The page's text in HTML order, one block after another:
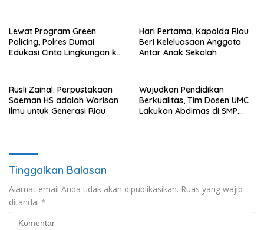
Lewat Program Green
Policing, Polres Dumai
Edukasi Cinta Lingkungan ke
Hari Pertama, Kapolda Riau
Beri Keleluasaan Anggota
Antar Anak Sekolah
Rusli Zainal: Perpustakaan
Soeman HS adalah Warisan
Ilmu untuk Generasi Riau
Wujudkan Pendidikan
Berkualitas, Tim Dosen UMC
Lakukan Abdimas di SMP
Tinggalkan Balasan
Alamat email Anda tidak akan dipublikasikan. Ruas yang wajib
ditandai *